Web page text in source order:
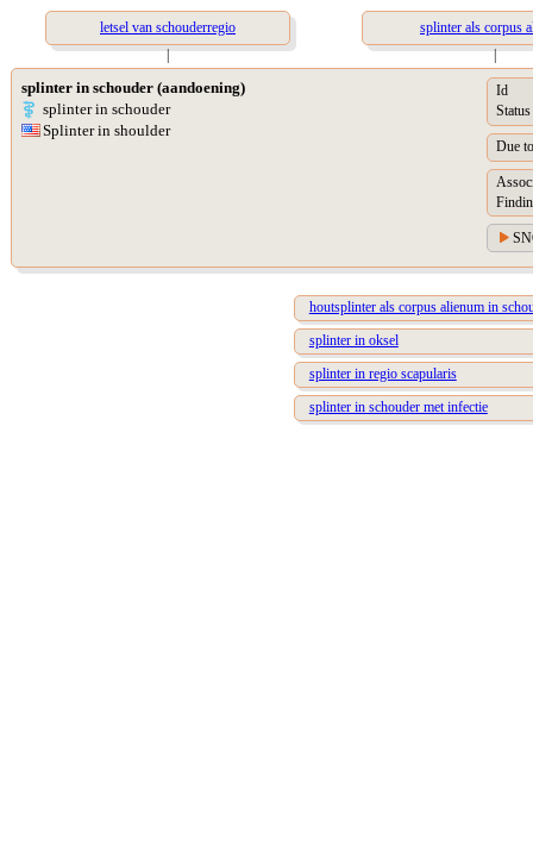
letsel van schouderregio
splinter als corpus
|
|
splinter in schouder (aandoening)
splinter in schouder
Splinter in shoulder
Id
Status
Due to
houtsplinter als corpus alienum in
splinter in oksel
splinter in regio scapularis
splinter in schouder met infectie